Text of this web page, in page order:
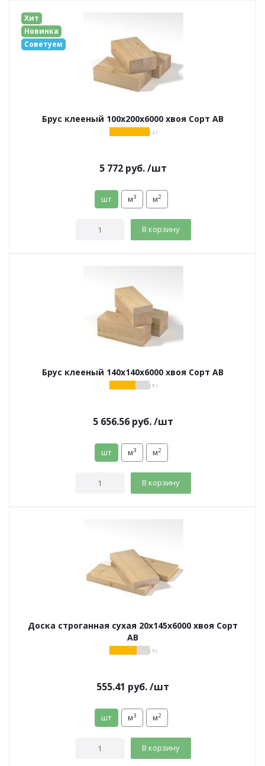
Хит
Новинка
Советуем
Брус клееный 100х200х6000 хвоя Сорт АВ
( 2 )
5 772руб. /шт
шт м3 м2
В корзину
Брус клееный 140х140х6000 хвоя Сорт АВ
( 9 )
5 656.56руб. /шт
шт м3 м2
В корзину
Доска строганная сухая 20х145х6000 хвоя Сорт
АВ
( 5 )
555.41 руб./шт
шт м3 м2
В корзину